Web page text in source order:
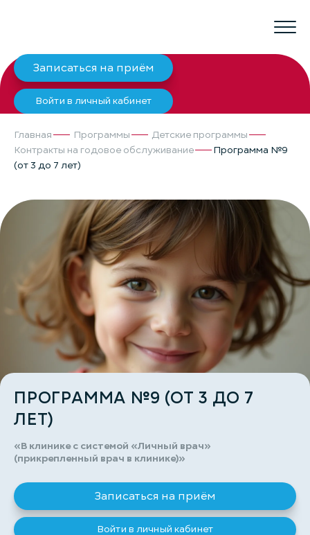
Записаться на приём
Войти в личный кабинет
Главная Программы
Детские программы
Контракты на годовое обслуживание
Программа №9
(от 3 до 7 лет)
ПРОГРАММА №9 (ОТ 3 ДО 7
ЛЕТ)
«В клинике с системой «Личный врач»
(прикрепленный врач в клинике)»
Записаться на приём
Войти в личный кабинет